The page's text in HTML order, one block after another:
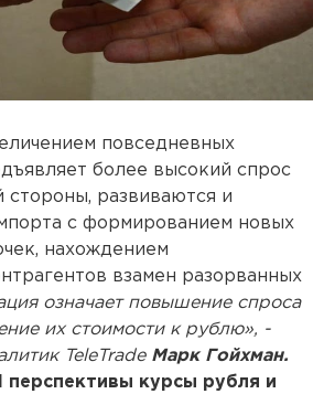
повседневных
более высокий спрос
стороны, развиваются и
с формированием новых
нахождением
взамен разорванных
означает повышение спроса
их стоимости к рублю», -
TeleTrade Марк Гойхман.
курсы рубля и